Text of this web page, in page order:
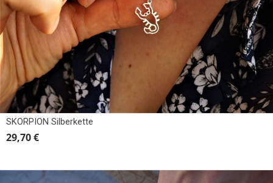
SKORPION Silberkette
29,70 €